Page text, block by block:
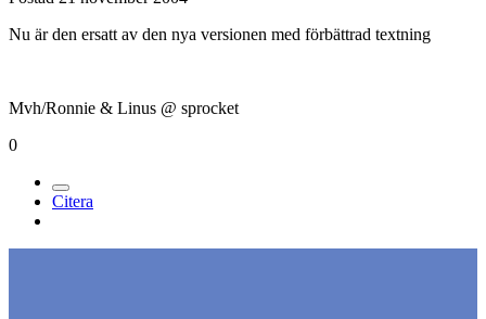
Nu är den ersatt av den nya versionen med förbättrad textning
Mvh/Ronnie & Linus @ sprocket
0
Citera